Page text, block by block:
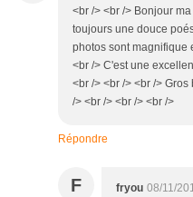
<br /> <br /> Bonjour
toujours une douce
photos sont magnifique
<br /> C'est une
<br /> <br /> <br />
/> <br /> <br /> <br />
Répondre
F fryou 08/11/